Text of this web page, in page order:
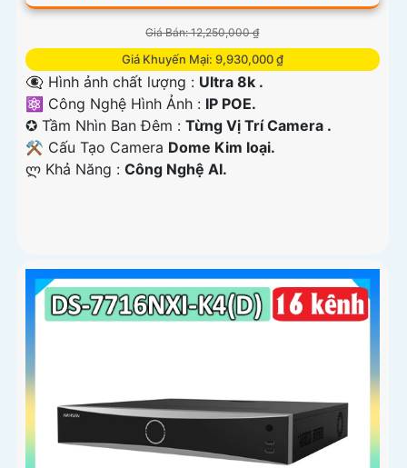
Giá Bán: 12,250,000 ₫
Giá Khuyến Mại: 9,930,000 ₫
👁️‍🗨 Hình ảnh chất lượng : Ultra 8k .
⚛️ Công Nghệ Hình Ảnh : IP POE.
✪ Tầm Nhìn Ban Đêm : Từng Vị Trí Camera .
⚒ Cấu Tạo Camera Dome Kim loại.
️ლ Khả Năng : Công Nghệ AI.